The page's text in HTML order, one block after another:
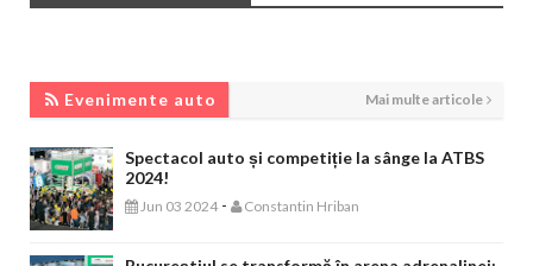
Evenimente auto Mai multe articole
Spectacol auto și competiție la sânge la ATBS
2024!
Jun 03 2024 - Constantin Hriban